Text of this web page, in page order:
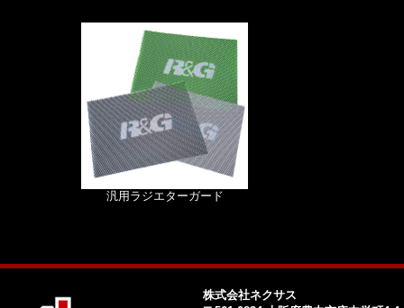
汎用ラジエターガード
株式会社ネクサス